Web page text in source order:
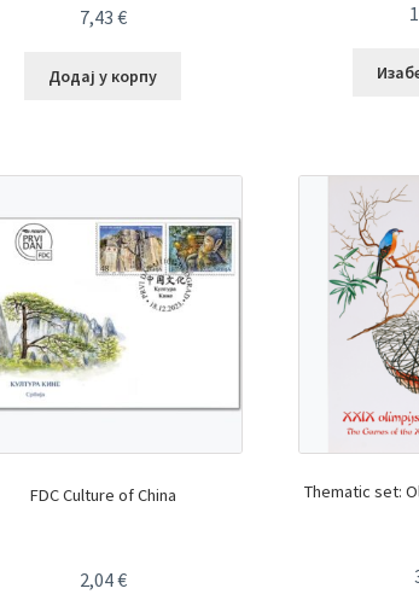
7,43 €
Додај у корпу
FDC Culture of China
2,04€
Thematic set: